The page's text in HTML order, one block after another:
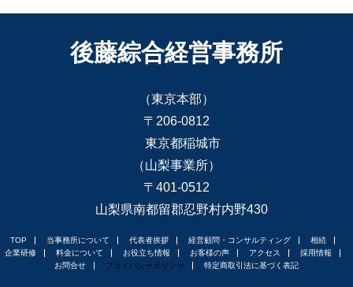
後藤綜合経営事務所
（東京本部）
〒206-0812
東京都稲城市
（山梨事業所）
〒401-0512
山梨県南都留郡忍野村内野430
TOP 当事務所について 代表者挨拶 経営顧問・コンサルティング
相続
企業研修
料金について お役立ち情報 お客様の声 アクセス
採用情報
お問合せ
プライバシーポリシー 特定商取引法に基づく表記